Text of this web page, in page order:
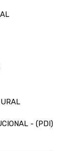
- (PDI)